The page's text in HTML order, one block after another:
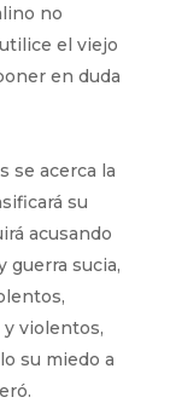
no
el viejo
en duda
se acerca la
su
acusando
guerra sucia,
violentos,
su miedo a